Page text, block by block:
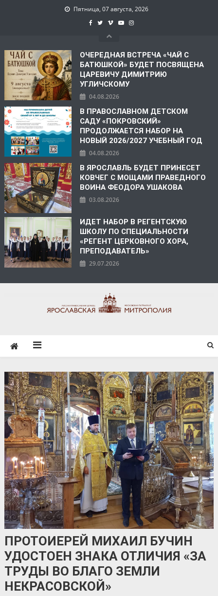
Пятница, 07 августа, 2026
ОЧЕРЕДНАЯ ВСТРЕЧА «ЧАЙ С
БАТЮШКОЙ» БУДЕТ ПОСВЯЩЕНА
ЦАРЕВИЧУ ДИМИТРИЮ
УГЛИЧСКОМУ
04.08.2026
В ПРАВОСЛАВНОМ ДЕТСКОМ
САДУ «ПОКРОВСКИЙ»
ПРОДОЛЖАЕТСЯ НАБОР НА
НОВЫЙ 2026/2027 УЧЕБНЫЙ ГОД
04.08.2026
В ЯРОСЛАВЛЬ БУДЕТ ПРИНЕСЕТ
КОВЧЕГ С МОЩАМИ ПРАВЕДНОГО
ВОИНА ФЕОДОРА УШАКОВА
03.08.2026
ИДЕТ НАБОР В РЕГЕНТСКУЮ
ШКОЛУ ПО СПЕЦИАЛЬНОСТИ
«РЕГЕНТ ЦЕРКОВНОГО ХОРА,
ПРЕПОДАВАТЕЛЬ»
29.07.2026
ПРОТОИЕРЕЙ МИХАИЛ БУЧИН
УДОСТОЕН ЗНАКА ОТЛИЧИЯ «ЗА
ТРУДЫ ВО БЛАГО ЗЕМЛИ
НЕКРАСОВСКОЙ»